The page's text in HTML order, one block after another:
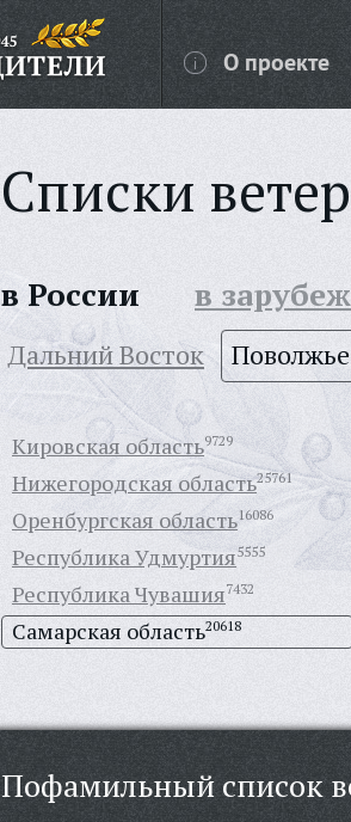
О проекте
Списки
в России в
Дальний Восток Поволжье
Кировская область9729
Нижегородская область25761
Оренбургская область16086
Республика Удмуртия5555
Республика Чувашия7432
Самарская область20618
Пофамильный список